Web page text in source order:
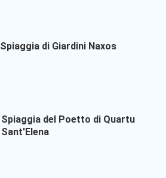
Spiaggia di Giardini Naxos
Spiaggia del Poetto di Quartu
Sant'Elena